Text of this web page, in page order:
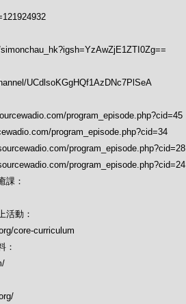
UCdlsoKGgHQf1AzDNc7PlSeA
program_episode.php?cid=45
program_episode.php?cid=34
program_episode.php?cid=28
program_episode.php?cid=24
課：
活動：
core-curriculum
：